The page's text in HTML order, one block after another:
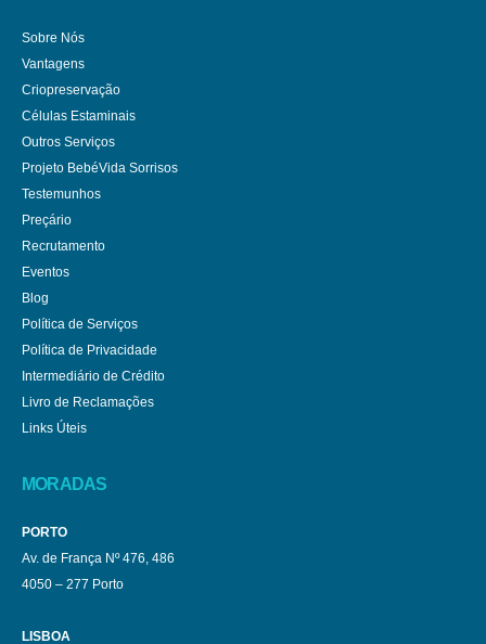
Sobre Nós
Vantagens
Criopreservação
Células Estaminais
Outros Serviços
Projeto BebéVida Sorrisos
Testemunhos
Preçário
Recrutamento
Eventos
Blog
Política de Serviços
Política de Privacidade
Intermediário de Crédito
Livro de Reclamações
Links Úteis
MORADAS
PORTO
Av. de França Nº 476, 486
4050 – 277 Porto
LISBOA